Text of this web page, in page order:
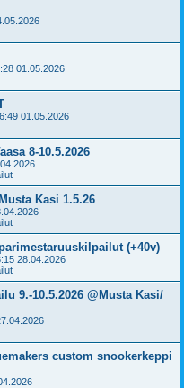
01.05.2026
01.05.2026
8-10.5.2026
Kasi 1.5.26
(+40v)
28.04.2026
9.-10.5.2026 @Musta Kasi/
custom snookerkeppi